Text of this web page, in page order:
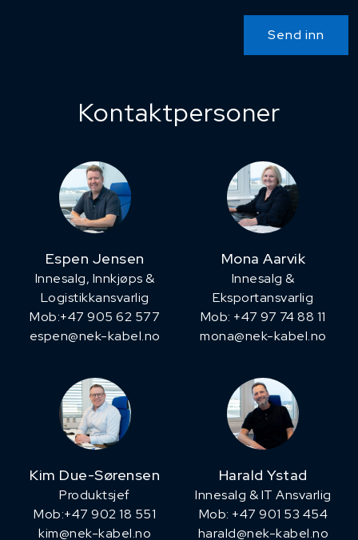
Send inn
Kontaktpersoner
Espen Jensen
Innesalg, ​Innkjøps &
Logistikkansvarlig
Mob:+47 905 62 577
espen@nek-kabel.no
Mona Aarvik
Innesalg &
Eksportansvarlig
Mob: +47 97 74 88 11
mona@nek-kabel.no
Kim Due-Sørensen
Produktsjef
​Mob:+47 902 18 551
kim@nek-kabel.no
Harald Ystad
Innesalg & IT Ansvarlig
Mob: +47 901 53 454
harald@nek-kabel.no